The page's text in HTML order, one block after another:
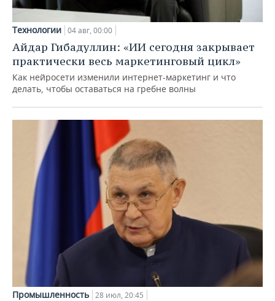
Технологии 04 авг, 00:00
Айдар Гибадуллин: «ИИ сегодня закрывает
практически весь маркетинговый цикл»
Как нейросети изменили интернет-маркетинг и что
делать, чтобы оставаться на гребне волны
Промышленность 28 июл, 20:45